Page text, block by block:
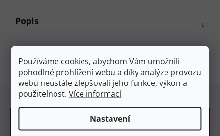
Používáme cookies, abychom Vám umožnili
pohodlné prohlížení webu a díky analýze provozu
webu neustále zlepšovali jeho funkce, výkon a
použitelnost.Více informací
Nastavení
Popis